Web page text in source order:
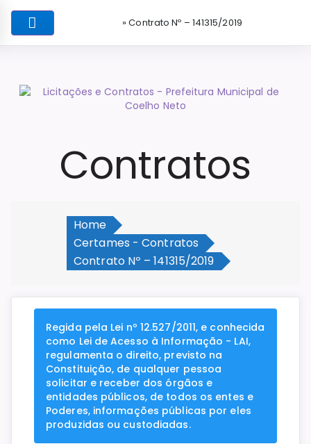
» Contrato Nº – 141315/2019
Contratos
Home
Certames - Contratos
Contrato Nº – 141315/2019
Regida pela Lei nº 12.527/2011, e conhecida
como Lei de Acesso à Informação - LAI,
regulamenta o direito, previsto na
Constituição, de qualquer pessoa
solicitar e receber dos órgãos e
entidades públicos, de todos os entes e
Poderes, informações públicas por eles
produzidas ou custodiadas.